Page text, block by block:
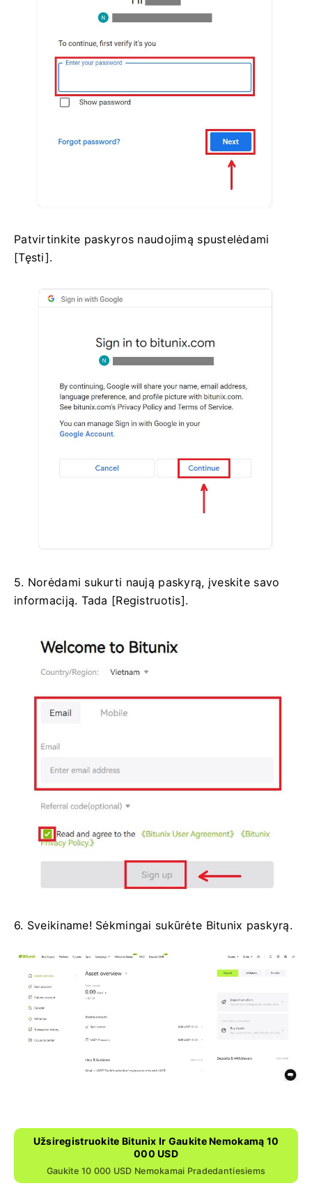
Patvirtinkite paskyros naudojimą spustelėdami
[Tęsti].
5. Norėdami sukurti naują paskyrą, įveskite savo
informaciją. Tada [Registruotis].
6. Sveikiname! Sėkmingai sukūrėte Bitunix paskyrą.
Užsiregistruokite Bitunix Ir Gaukite Nemokamą 10
000 USD
Gaukite 10 000 USD Nemokamai Pradedantiesiems